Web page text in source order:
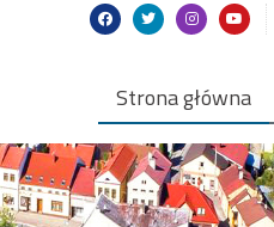
Strona główna